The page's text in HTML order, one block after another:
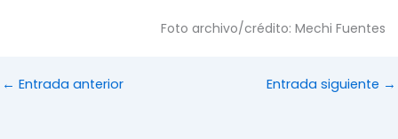
Foto archivo/crédito: Mechi Fuentes
← Entrada anterior Entrada siguiente →